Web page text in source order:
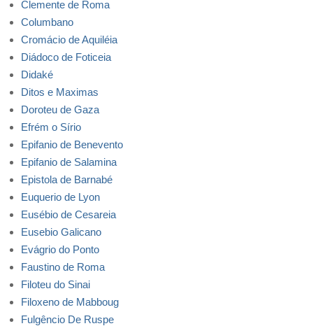
Clemente de Roma
Columbano
Cromácio de Aquiléia
Diádoco de Foticeia
Didaké
Ditos e Maximas
Doroteu de Gaza
Efrém o Sírio
Epifanio de Benevento
Epifanio de Salamina
Epistola de Barnabé
Euquerio de Lyon
Eusébio de Cesareia
Eusebio Galicano
Evágrio do Ponto
Faustino de Roma
Filoteu do Sinai
Filoxeno de Mabboug
Fulgêncio De Ruspe